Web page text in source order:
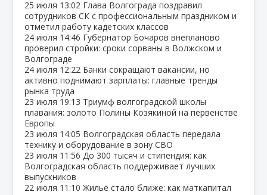
25 июля 13:02 Глава Волгограда поздравил
сотрудников СК с профессиональным праздником и
отметил работу кадетских классов
24 июля 14:46 Губернатор Бочаров внепланово
проверил стройки: сроки сорваны в Волжском и
Волгограде
24 июля 12:22 Банки сокращают вакансии, но
активно поднимают зарплаты: главные тренды
рынка труда
23 июля 19:13 Триумф волгоградской школы
плавания: золото Полины Козякиной на первенстве
Европы
23 июля 14:05 Волгоградская область передала
технику и оборудование в зону СВО
23 июля 11:56 До 300 тысяч и стипендия: как
Волгоградская область поддерживает лучших
выпускников
22 июля 11:10 Жильё стало ближе: как маткапитал